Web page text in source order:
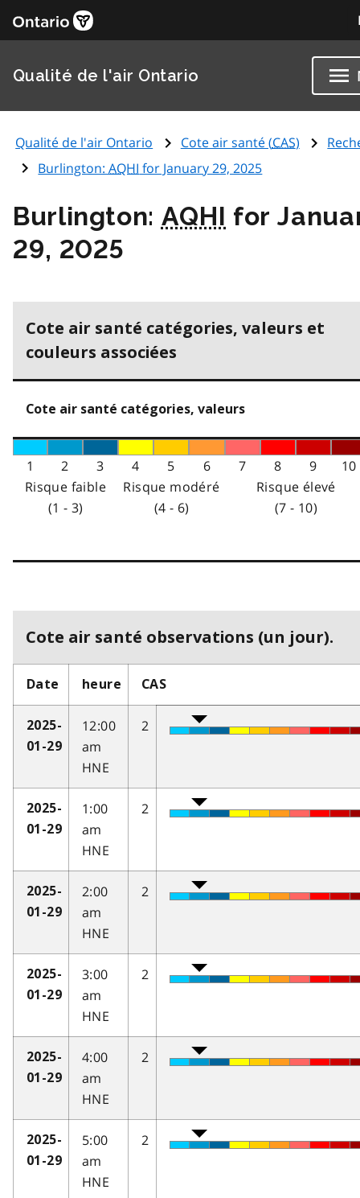
Qualité de l'air Ontario
Qualité de l'air Ontario Cote air santé (CAS)
Burlington:AQHI for January 29, 2025
Burlington: AQHI for
29, 2025
Cote air santé catégories, valeurs et
couleurs associées
Cote air santé catégories, valeurs
1 2 3 4 5 6 7 8 9
10
Risque faible
(1 - 3)
Risque modéré
(4 - 6)
Risque élevé
(7 - 10)
Cote air santé observations (un jour).
Date heure CAS
2025-
01-29
12:00
am
HNE
2
2025-
01-29
1:00
am
HNE
2
2025-
01-29
2:00
am
HNE
2
2025-
01-29
3:00
am
HNE
2
2025-
01-29
4:00
am
HNE
2
2025-
01-29
5:00
am
HNE
2